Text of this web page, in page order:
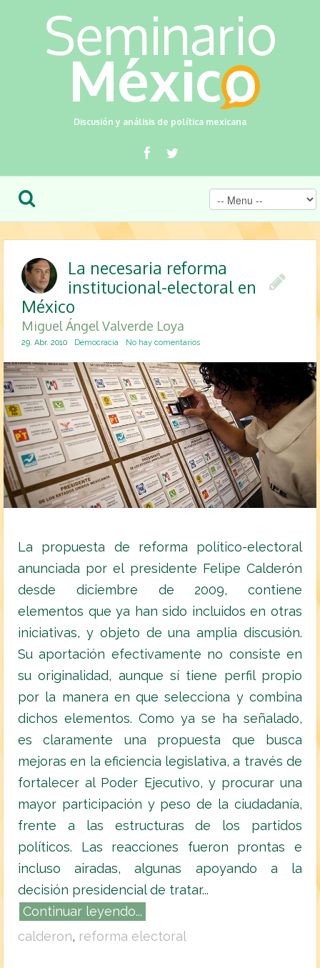
Discusión y análisis de política mexicana
La necesaria reforma
institucional-electoral en
México
Miguel Ángel Valverde Loya
29. Abr. 2010 Democracia No hay comentarios
La propuesta de reforma político-electoral
anunciada por el presidente Felipe Calderón
desde diciembre de 2009, contiene
elementos que ya han sido incluidos en otras
iniciativas, y objeto de una amplia discusión.
Su aportación efectivamente no consiste en
su originalidad, aunque sí tiene perfil propio
por la manera en que selecciona y combina
dichos elementos. Como ya se ha señalado,
es claramente una propuesta que busca
mejoras en la eficiencia legislativa, a través de
fortalecer al Poder Ejecutivo, y procurar una
mayor participación y peso de la ciudadanía,
frente a las estructuras de los partidos
políticos. Las reacciones fueron prontas e
incluso airadas, algunas apoyando a la
decisión presidencial de tratar...
Continuar leyendo...
calderon, reforma electoral